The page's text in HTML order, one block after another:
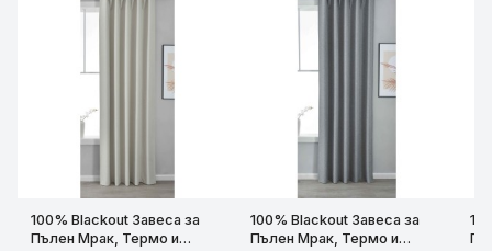
100% Blackout Завеса за
Пълен Мрак, Термо и
100% Blackout Завеса за
Пълен Мрак, Термо и